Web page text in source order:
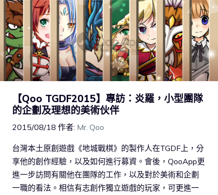
【Qoo TGDF2015】專訪：炎羅，小型團隊
的企劃及理想的美術伙伴
2015/08/18 作者: Mr. Qoo
台灣本土原創遊戲《地城戰棋》的製作人在TGDF上，分
享他的創作經驗，以及如何進行募資。會後，QooApp更
進一步訪問有關他在團隊的工作，以及對於美術和企劃
一職的看法。相信有志創作獨立遊戲的玩家，可更進一